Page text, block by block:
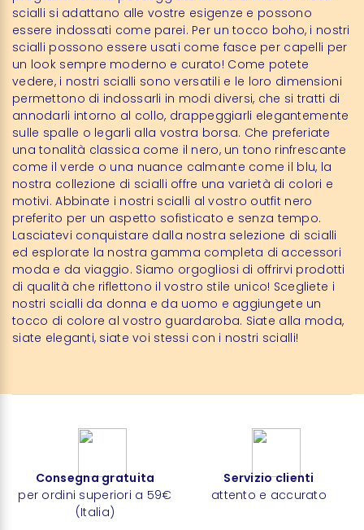
scialli si adattano alle vostre esigenze e possono
essere indossati come parei. Per un tocco boho, i nostri
scialli possono essere usati come fasce per capelli per
un look sempre moderno e curato! Come potete
vedere, i nostri scialli sono versatili e le loro dimensioni
permettono di indossarli in modi diversi, che si tratti di
annodarli intorno al collo, drappeggiarli elegantemente
sulle spalle o legarli alla vostra borsa. Che preferiate
una tonalità classica come il nero, un tono rinfrescante
come il verde o una nuance calmante come il blu, la
nostra collezione di scialli offre una varietà di colori e
motivi. Abbinate i nostri scialli al vostro outfit nero
preferito per un aspetto sofisticato e senza tempo.
Lasciatevi conquistare dalla nostra selezione di scialli
ed esplorate la nostra gamma completa di accessori
moda e da viaggio. Siamo orgogliosi di offrirvi prodotti
di qualità che riflettono il vostro stile unico! Scegliete i
nostri scialli da donna e da uomo e aggiungete un
tocco di colore al vostro guardaroba. Siate alla moda,
siate eleganti, siate voi stessi con i nostri scialli!
Consegna gratuita
per ordini superiori a 59€
(Italia)
Servizio clienti
attento e accurato